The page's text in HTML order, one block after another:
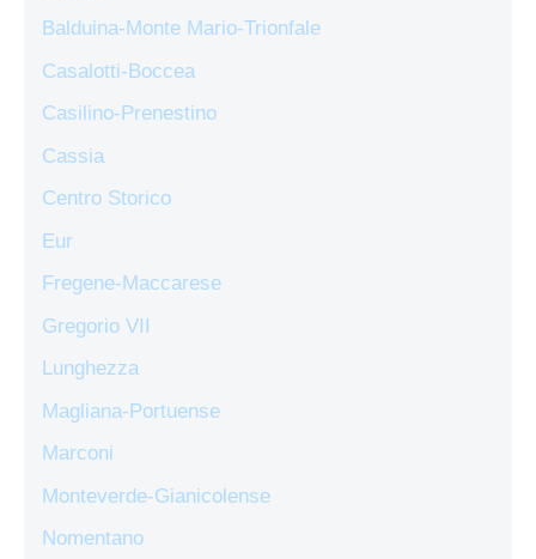
Balduina-Monte Mario-Trionfale
Casalotti-Boccea
Casilino-Prenestino
Cassia
Centro Storico
Eur
Fregene-Maccarese
Gregorio VII
Lunghezza
Magliana-Portuense
Marconi
Monteverde-Gianicolense
Nomentano